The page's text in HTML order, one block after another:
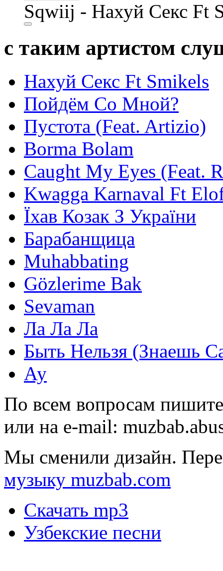
Sqwiij - Нахуй Секс Ft
с таким артистом
Нахуй Секс Ft Smikels
Пойдём Со Мной?
Пустота (Feat. Artizio)
Borma Bolam
Caught My Eyes (Feat.
Kwagga Karnaval Ft
Їхав Козак З України
Барабанщица
Muhabbating
Gözlerime Bak
Sevaman
Ла Ла Ла
Быть Нельзя (Знаешь
Ау
По всем вопросам
или на e-mail:
Мы сменили дизайн.
музыку muzbab.com
Скачать mp3
Узбекские песни